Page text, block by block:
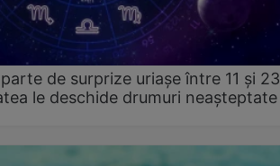
de surprize uriașe între 11 și 23
le deschide drumuri neașteptate